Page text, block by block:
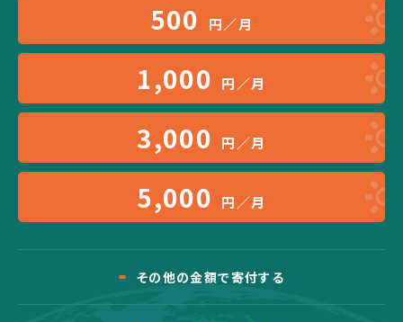
500 円／月
1,000 円／月
3,000 円／月
5,000 円／月
その他の金額で寄付する